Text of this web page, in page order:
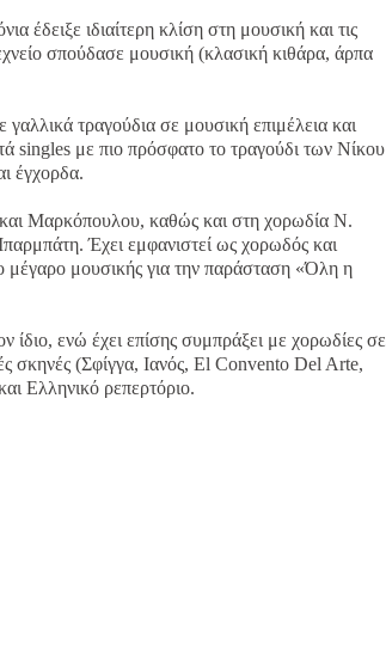
έδειξε ιδιαίτερη κλίση στη μουσική και τις
σπούδασε μουσική (κλασική κιθάρα, άρπα
γαλλικά τραγούδια σε μουσική επιμέλεια και
singles με πιο πρόσφατο το τραγούδι των Νίκου
έγχορδα.
και Μαρκόπουλου, καθώς και στη χορωδία Ν.
Έχει εμφανιστεί ως χορωδός και
μέγαρο μουσικής για την παράσταση «Όλη η
ενώ έχει επίσης συμπράξει με χορωδίες σε
σκηνές (Σφίγγα, Ιανός, El Convento Del Arte,
Ελληνικό ρεπερτόριο.